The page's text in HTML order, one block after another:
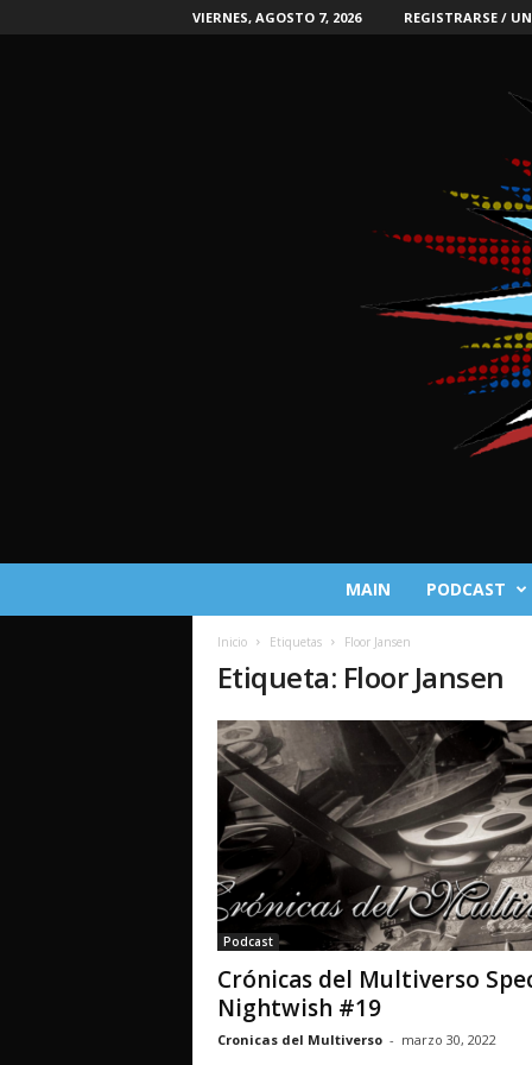
VIERNES, AGOSTO 7, 2026 REGISTRARSE /
MAIN PODCAST
Inicio Etiquetas Floor Jansen
Etiqueta: Floor Jansen
Podcast
Crónicas del Multiverso
Nightwish #19
Cronicas del Multiverso - marzo 30, 2022